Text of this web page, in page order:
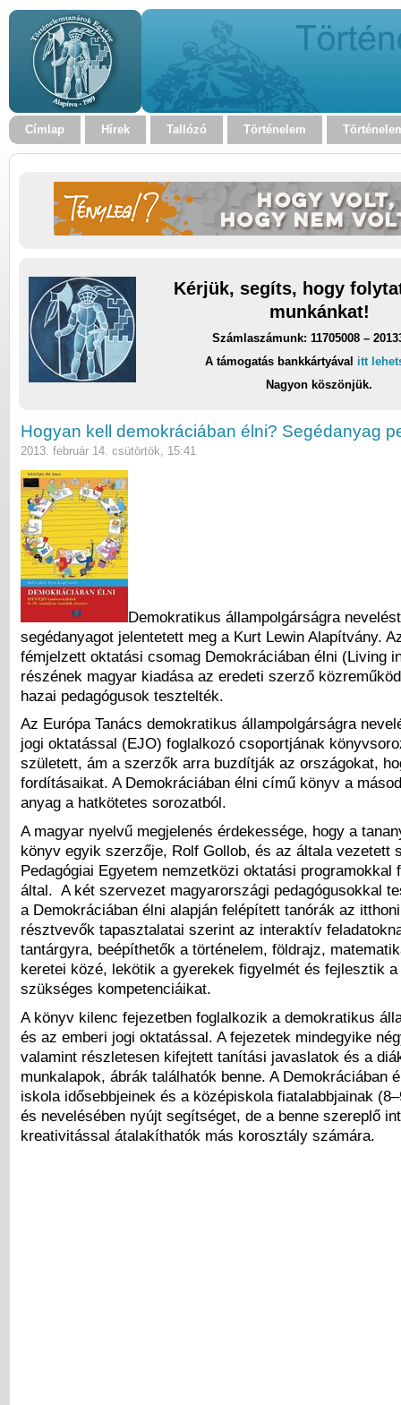
Címlap Hírek Tallózó Történelem
Kérjük, segíts, hogy
munkánkat!
Számlaszámunk: 11705008 –
A támogatás bankkártyával itt
Nagyon köszönjük.
Hogyan kell demokráciában élni? Segédanyag
2013. február 14. csütörtök, 15:41
Demokratikus állampolgárságra
segédanyagot jelentetett meg a Kurt Lewin Alapítvány.
fémjelzett oktatási csomag Demokráciában élni (Living
részének magyar kiadása az eredeti szerző
hazai pedagógusok tesztelték.
Az Európa Tanács demokratikus állampolgárságra
jogi oktatással (EJO) foglalkozó csoportjának
született, ám a szerzők arra buzdítják az országokat,
fordításaikat. A Demokráciában élni című könyv a
anyag a hatkötetes sorozatból.
A magyar nyelvű megjelenés érdekessége, hogy a
könyv egyik szerzője, Rolf Gollob, és az általa vezetett
Pedagógiai Egyetem nemzetközi oktatási
által. A két szervezet magyarországi pedagógusokkal
a Demokráciában élni alapján felépített tanórák az
résztvevők tapasztalatai szerint az interaktív
tantárgyra, beépíthetők a történelem, földrajz,
keretei közé, lekötik a gyerekek figyelmét és fejlesztik
szükséges kompetenciáikat.
A könyv kilenc fejezetben foglalkozik a demokratikus
és az emberi jogi oktatással. A fejezetek mindegyike
valamint részletesen kifejtett tanítási javaslatok és a
munkalapok, ábrák találhatók benne. A Demokráciában
iskola idősebbjeinek és a középiskola fiatalabbjainak
és nevelésében nyújt segítséget, de a benne szereplő
kreativitással átalakíthatók más korosztály számára.